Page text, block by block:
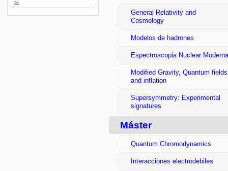
General Relativity and
Cosmology
Modelos de hadrones
Espectroscopia Nuclear Moderna
Modified Gravity, Quantum fields
and inflation
Supersymmetry: Experimental
signatures
Máster
Quantum Chromodynamics
Interacciones electrodebiles
31